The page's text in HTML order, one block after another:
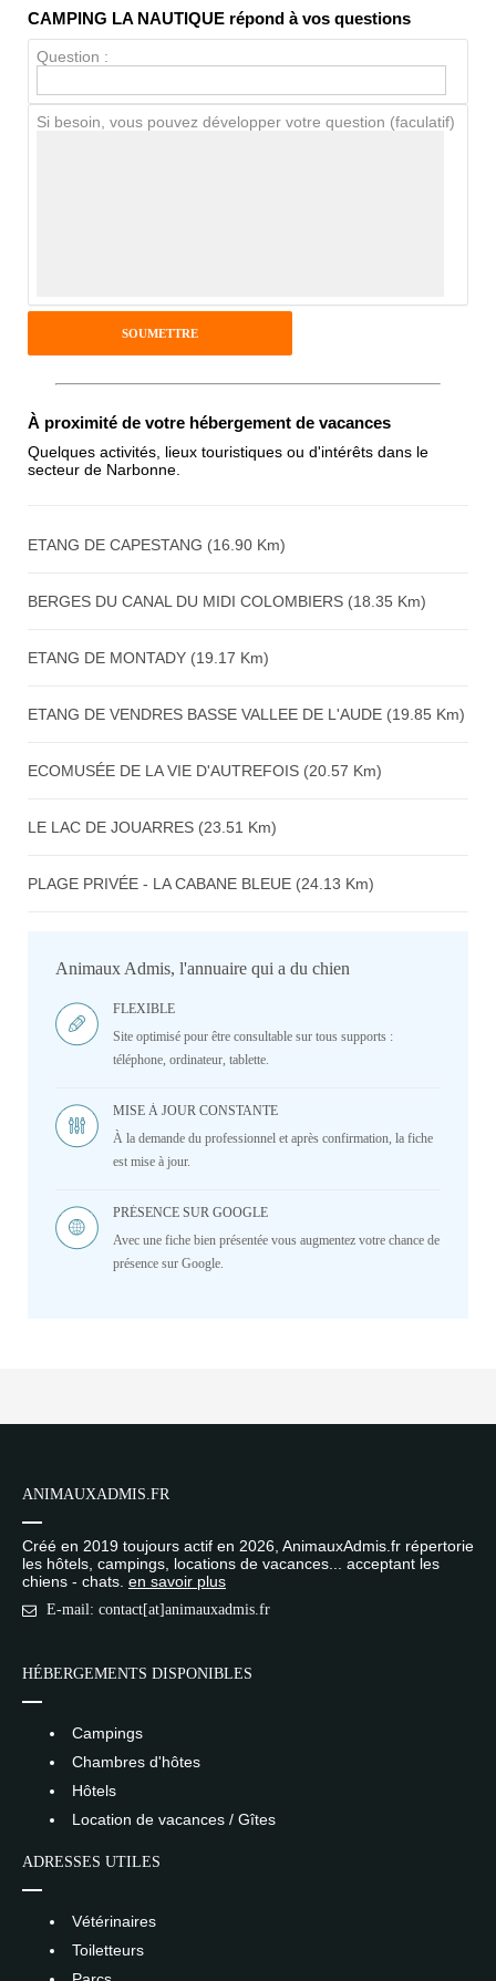
Antispam - Combien font 7x4 (en
chiffres) :
CAMPING LA NAUTIQUE répond à vos questions
Question :
Si besoin, vous pouvez développer votre question (faculatif)
À proximité de votre hébergement de vacances
Quelques activités, lieux touristiques ou d'intérêts dans le
secteur de Narbonne.
ETANG DE CAPESTANG (16.90 Km)
BERGES DU CANAL DU MIDI COLOMBIERS (18.35 Km)
ETANG DE MONTADY (19.17 Km)
ETANG DE VENDRES BASSE VALLEE DE L'AUDE (19.85 Km)
ECOMUSÉE DE LA VIE D'AUTREFOIS (20.57 Km)
LE LAC DE JOUARRES (23.51 Km)
PLAGE PRIVÉE - LA CABANE BLEUE (24.13 Km)
Animaux Admis, l'annuaire qui a du chien
FLEXIBLE
Site optimisé pour être consultable sur tous supports :
téléphone, ordinateur, tablette.
MISE À JOUR CONSTANTE
À la demande du professionnel et après confirmation, la fiche
est mise à jour.
PRÉSENCE SUR GOOGLE
Avec une fiche bien présentée vous augmentez votre chance de
présence sur Google.
ANIMAUXADMIS.FR
Créé en 2019 toujours actif en 2026, AnimauxAdmis.fr répertorie
les hôtels, campings, locations de vacances... acceptant les
chiens - chats. en savoir plus
E-mail: contact[at]animauxadmis.fr
HÉBERGEMENTS DISPONIBLES
Campings
Chambres d'hôtes
Hôtels
Location de vacances / Gîtes
ADRESSES UTILES
Vétérinaires
Toiletteurs